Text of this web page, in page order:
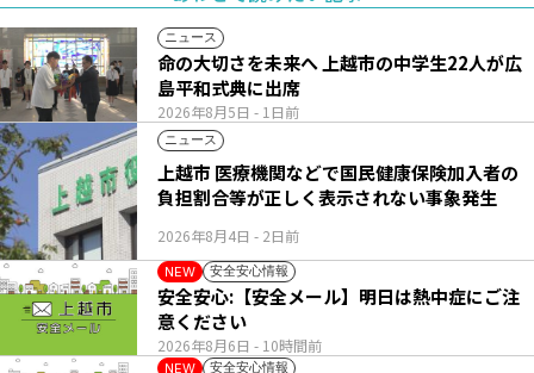
ニュース
2026年8月5日 - 1日前
命の大切さを未来へ 上越市の中学生22人が広
島平和式典に出席
ニュース
2026年8月4日 - 2日前
上越市 医療機関などで国民健康保険加入者の
負担割合等が正しく表示されない事象発生
NEW 安全安心情報
2026年8月6日 - 10時間前
安全安心:【安全メール】明日は熱中症にご注
意ください
NEW 安全安心情報